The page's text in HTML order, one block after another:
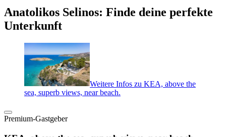
Anatolikos Selinos: Finde deine perfekte
Unterkunft
Weitere Infos zu KEA, above the
sea, superb views, near beach.
Premium-Gastgeber